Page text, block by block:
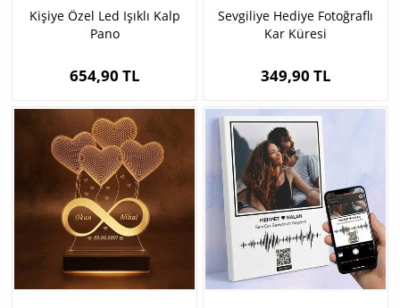
Kişiye Özel Led Işıklı Kalp
Pano
654,90 TL
Sevgiliye Hediye Fotoğraflı
Kar Küresi
349,90 TL